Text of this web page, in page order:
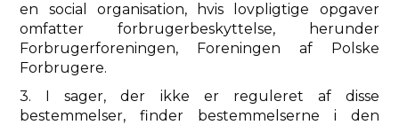
en social organisation, hvis lovpligtige opgaver
omfatter forbrugerbeskyttelse, herunder
Forbrugerforeningen, Foreningen af ​​Polske
Forbrugere.
3. I sager, der ikke er reguleret af disse
bestemmelser, finder bestemmelserne i den